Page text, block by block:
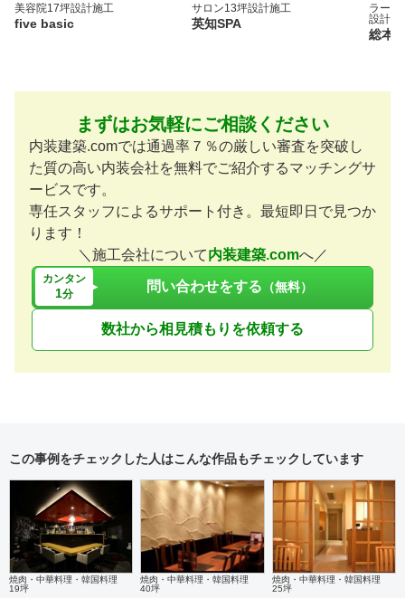
美容院17坪設計施工
five basic
サロン13坪設計施工
英知SPA
ラーメ
設計施
総本
まずはお気軽にご相談ください
内装建築.comでは通過率７％の厳しい審査を突破し
た質の高い内装会社を無料でご紹介するマッチングサ
ービスです。
専任スタッフによるサポート付き。最短即日で見つか
ります！
＼施工会社について内装建築.comへ／
カンタン
1分 問い合わせをする （無料）
数社から相見積もりを依頼する
この事例をチェックした人はこんな作品もチェックしています
焼肉・中華料理・韓国料理
19坪
焼肉・中華料理・韓国料理
40坪
焼肉・中華料理・韓国料理
25坪